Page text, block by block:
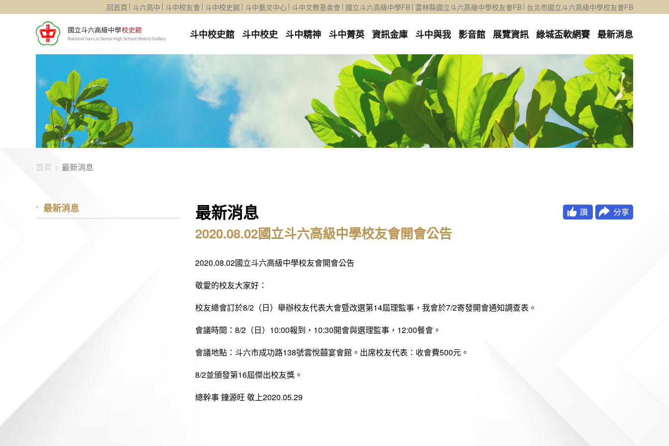
回首頁 斗六高中 斗中校友會 斗中校史館 斗中藝文中心 斗中文教基金會 國立斗六高級中學FB 雲林縣國立斗六高級中學校友會FB 台北市國立斗六高級中學校友會FB
斗中校史館 斗中校史 斗中精神 斗中菁英 資訊金庫 斗中與我 影音館 展覽資訊 綠城盃軟網賽 最新消息
首頁 最新消息
最新消息 最新消息
2020.08.02國立斗六高級中學校友會開會公告
2020.08.02國立斗六高級中學校友會開會公告
敬愛的校友大家好：
校友總會訂於8/2（日）舉辦校友代表大會暨改選第14屆理監事，我會於7/2寄發開會通知調查表。
會議時間：8/2（日）10:00報到，10:30開會與選理監事，12:00餐會。
會議地點：斗六市成功路138號雲悅囍宴會館。出席校友代表：收會費500元。
8/2並頒發第16屆傑出校友獎。
總幹事 鐘源旺 敬上2020.05.29